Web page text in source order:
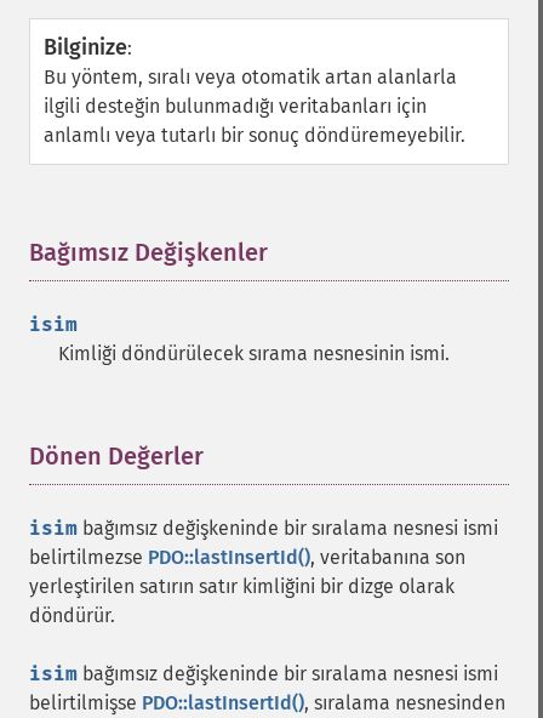
Bilginize:
Bu yöntem, sıralı veya otomatik artan alanlarla
ilgili desteğin bulunmadığı veritabanları için
anlamlı veya tutarlı bir sonuç döndüremeyebilir.
Bağımsız Değişkenler
isim
Kimliği döndürülecek sırama nesnesinin ismi.
Dönen Değerler
isim bağımsız değişkeninde bir sıralama nesnesi ismi
belirtilmezse PDO::lastInsertId(), veritabanına son
yerleştirilen satırın satır kimliğini bir dizge olarak
döndürür.
isim bağımsız değişkeninde bir sıralama nesnesi ismi
belirtilmişse PDO::lastInsertId(), sıralama nesnesinden